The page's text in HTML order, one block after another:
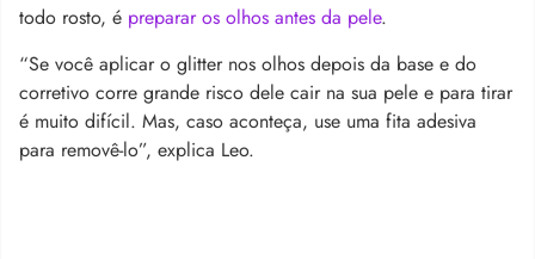
todo rosto, é preparar os olhos antes da pele.
“Se você aplicar o glitter nos olhos depois da base e do
corretivo corre grande risco dele cair na sua pele e para tirar
é muito difícil. Mas, caso aconteça, use uma fita adesiva
para removê-lo”, explica Leo.